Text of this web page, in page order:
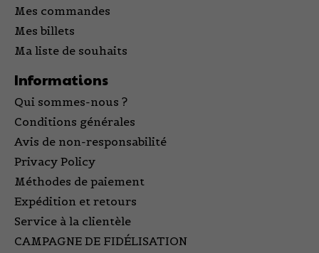
Mes commandes
Mes billets
Ma liste de souhaits
Informations
Qui sommes-nous ?
Conditions générales
Avis de non-responsabilité
Privacy Policy
Méthodes de paiement
Expédition et retours
Service à la clientèle
CAMPAGNE DE FIDÉLISATION